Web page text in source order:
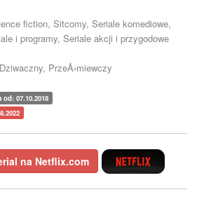
fiction, Sitcomy, Seriale komediowe,
i programy, Seriale akcji i przygodowe
PrzeÅ›miewczy
07.10.2018
na Netflix.com